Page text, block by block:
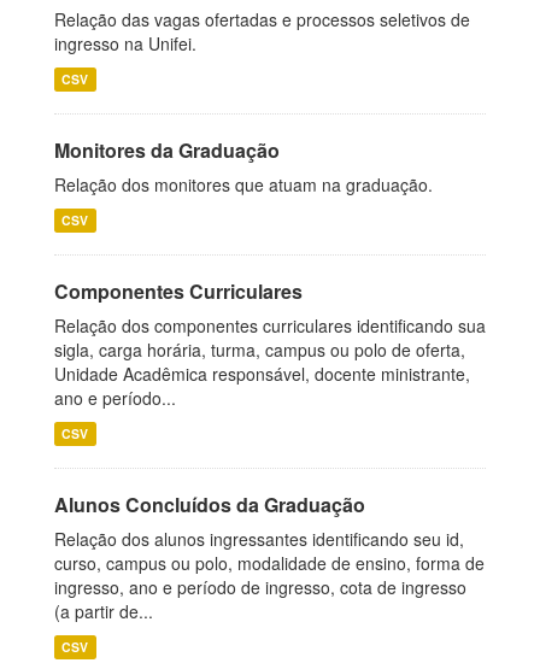
Relação das vagas ofertadas e processos seletivos de
ingresso na Unifei.
CSV
Monitores da Graduação
Relação dos monitores que atuam na graduação.
CSV
Componentes Curriculares
Relação dos componentes curriculares identificando sua
sigla, carga horária, turma, campus ou polo de oferta,
Unidade Acadêmica responsável, docente ministrante,
ano e período...
CSV
Alunos Concluídos da Graduação
Relação dos alunos ingressantes identificando seu id,
curso, campus ou polo, modalidade de ensino, forma de
ingresso, ano e período de ingresso, cota de ingresso
(a partir de...
CSV